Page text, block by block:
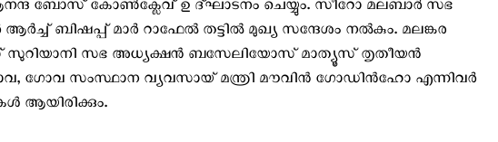
ബോസ് കോൺക്ലേവ് ഉ ദ്ഘാടനം ചെയ്യും. സീറോ മലബാർ സഭ
ബിഷപ്പ് മാർ റാഫേൽ തട്ടിൽ മുഖ്യ സന്ദേശം നൽകും. മലങ്കര
സഭ അധ്യക്ഷൻ ബസേലിയോസ് മാത്യൂസ് തൃതീയൻ
ഗോവ സംസ്ഥാന വ്യവസായ് മന്ത്രി മൗവിൻ ഗോഡിൻഹോ എന്നിവർ
ആയിരിക്കും.